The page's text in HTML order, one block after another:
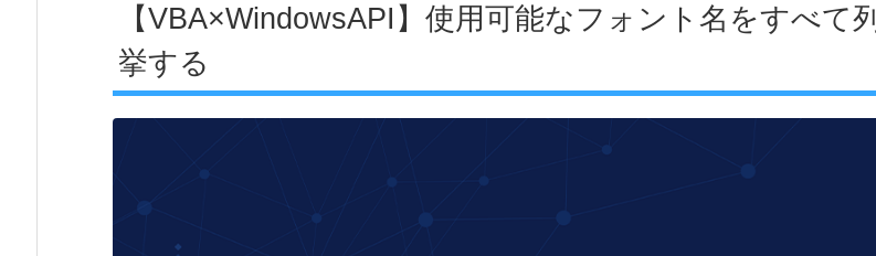
【VBA×WindowsAPI】使用可能なフォント名をすべて列
挙する